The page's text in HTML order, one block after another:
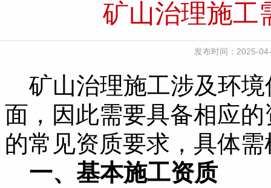
矿山治理施工
发布时间：2025-
矿山治理施工涉及环境
面，因此需要具备相应
的常见资质要求，具体
一、基本施工资质